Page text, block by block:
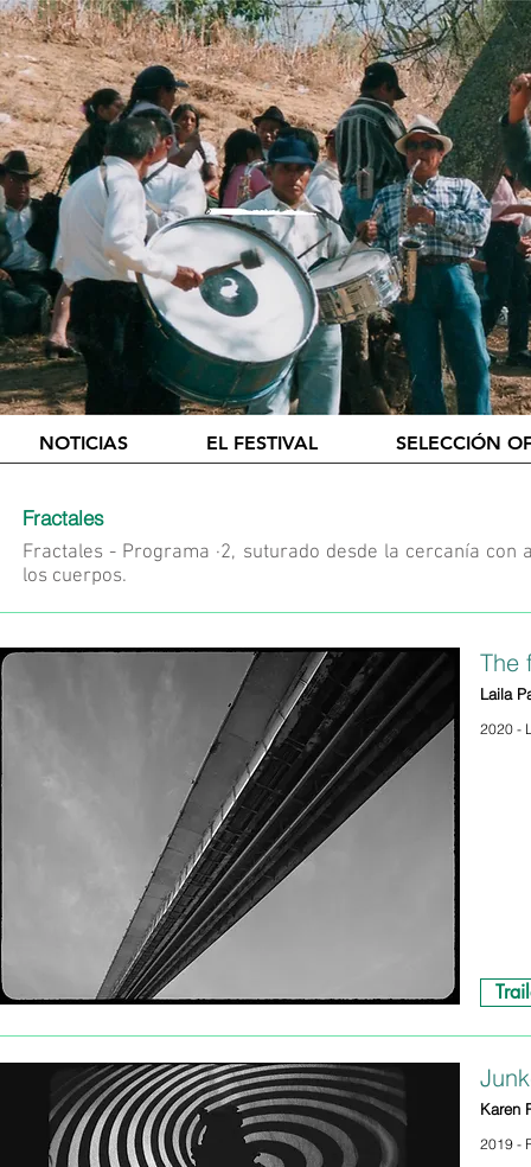
NOTICIAS EL FESTIVAL SELECCIÓN
Fractales
Fractales - Programa ·2, suturado desde la cercanía
los cuerpos.
The
Laila
2020 -
Karen
2019 -